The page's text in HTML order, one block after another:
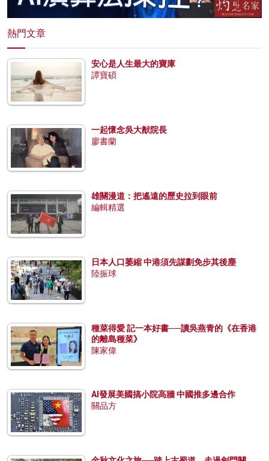
熱門文章
安心是人生最大的寶庫
譚寶碩
一起懷念吳大猷院長
廖書蘭
雄關漫道：把遙遠的歷史拉到眼前
編輯精選
日本人口萎縮 中港須先謀劃免步其後塵
陸振球
種菜得愛 記一本好書──讀吳燕青的《在香港
的離島種菜》
陳家偉
AI發展美國搞小院高牆 中國推多邊合作
關品方